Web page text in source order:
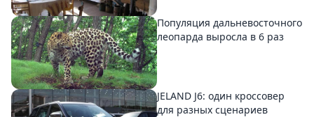
Популяция дальневосточного
леопарда выросла в 6 раз
JELAND J6: один кроссовер
для разных сценариев